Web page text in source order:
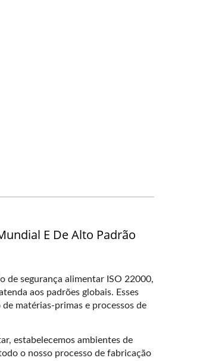
E De Alto Padrão
de segurança alimentar ISO 22000,
aos padrões globais. Esses
matérias-primas e processos de
estabelecemos ambientes de
o nosso processo de fabricação